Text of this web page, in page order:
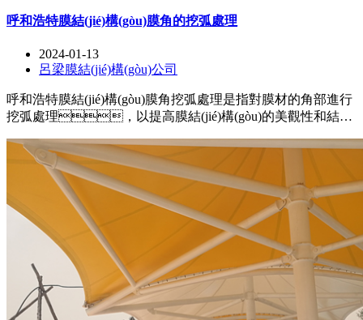
呼和浩特膜結(jié)構(gòu)膜角的挖弧處理
2024-01-13
呂梁膜結(jié)構(gòu)公司
呼和浩特膜結(jié)構(gòu)膜角挖弧處理是指對膜材的角部進行
挖弧處理，以提高膜結(jié)構(gòu)的美觀性和結
使用適當?shù)墓ぞ吆头椒ǎ_保挖弧的尺寸和形狀符合設(shè)
計要求，保證處理后的角部與整體膜